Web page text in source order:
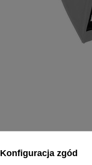
Konfiguracja zgód